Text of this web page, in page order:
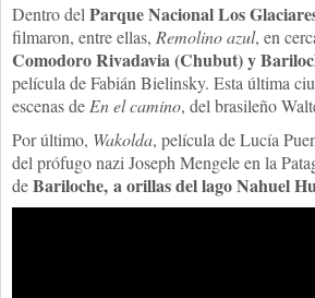
Dentro del Parque Nacional Los
filmaron, entre ellas, Remolino azul, en
Comodoro Rivadavia (Chubut) y
película de Fabián Bielinsky. Esta última
escenas de En el camino, del brasileño
Por último, Wakolda, película de Lucía
del prófugo nazi Joseph Mengele en la
deBariloche, a orillas del lago Nahuel